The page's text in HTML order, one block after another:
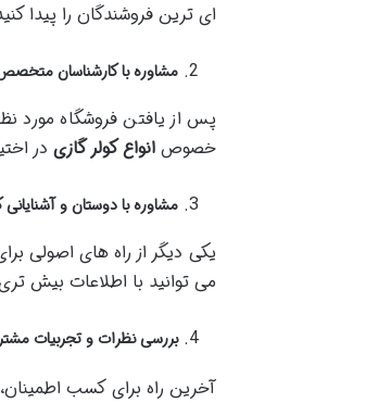
ای ترین فروشندگان را پیدا
مشاوره با کارشناسان
پس از یافتن فروشگاه مورد
خصوصانواع کولر گازی در
مشاوره با دوستان و
یکی دیگر از راه های اصولی
می توانید با اطلاعات بیش
بررسی نظرات و تجربیات
آخرین راه برای کسب